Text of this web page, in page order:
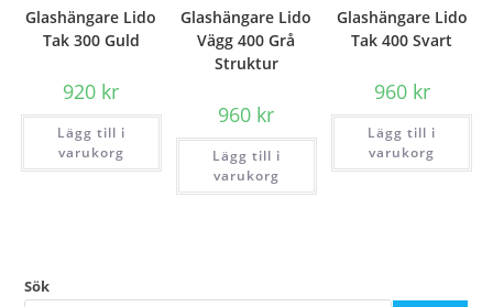
Glashängare Lido
Tak 300 Guld
920 kr
Lägg till i
varukorg
Glashängare Lido
Vägg 400 Grå
Struktur
960 kr
Lägg till i
varukorg
Glashängare Lido
Tak 400 Svart
960 kr
Lägg till i
varukorg
Sök